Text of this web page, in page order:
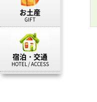
お土産
GIFT
宿泊・交通
HOTEL / ACCESS